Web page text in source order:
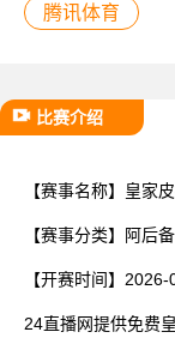
腾讯体育
比赛介绍
【赛事名称】 皇家
【赛事分类】 阿后备
【开赛时间】 2026-
24直播网提供免费